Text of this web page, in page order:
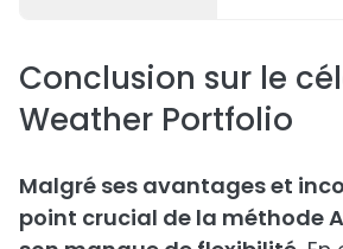
Conclusion sur le
Weather Portfolio
Malgré ses avantages et
point crucial de la méthode